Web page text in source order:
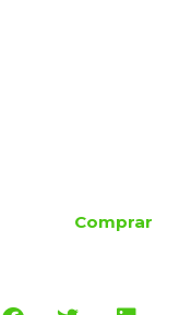
Comprar